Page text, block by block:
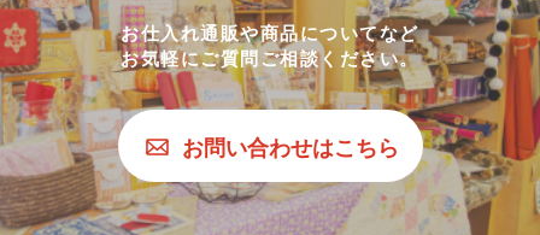
お仕入れ通販や商品についてなど
お気軽にご質問ご相談ください。
お問い合わせはこちら